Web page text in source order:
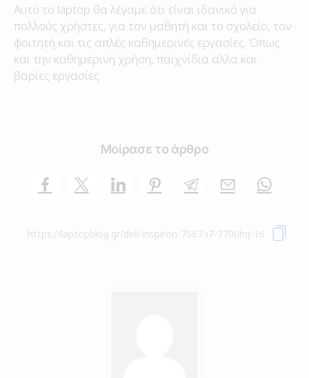
Αυτο το laptop θα λέγαμε ότι είναι ιδανικό για
πολλούς χρήστες, για τον μαθητή και το σχολείο, τον
φοιτητή και τις απλές καθημερινές εργασίες. Όπως
και την καθημερινή χρήση, παιχνίδια αλλα και
βαρίες εργασίες.
Μοίρασε το άρθρο